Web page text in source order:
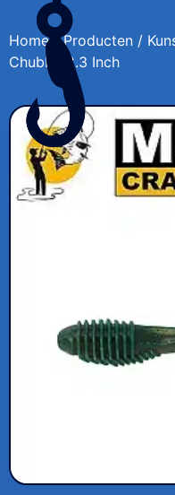
Home/Producten /
Chubby 2.3 Inch